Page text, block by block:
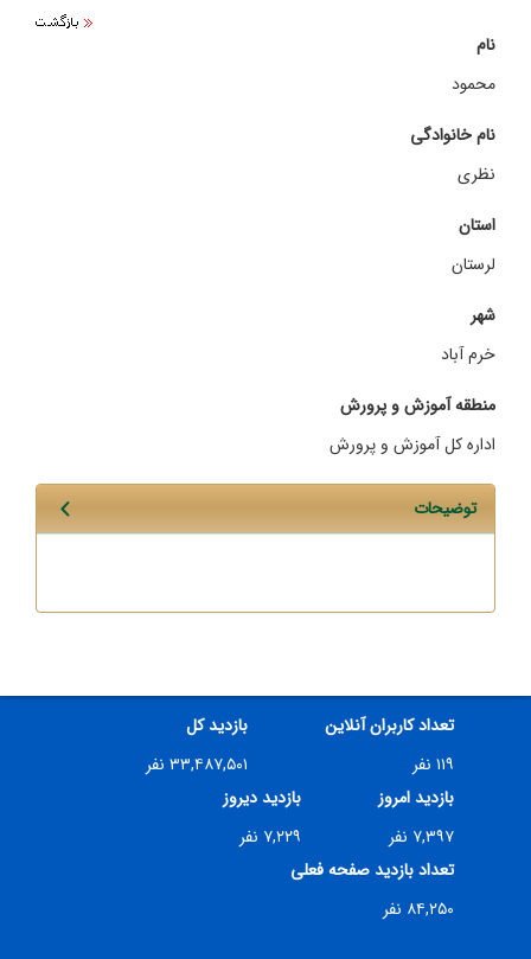
نام
محمود
نام خانوادگی
نظری
استان
لرستان
شهر
خرم آباد
منطقه آموزش و پرورش
اداره کل آموزش و پرورش
توضیحات
تعداد کاربران آنلاین
۱۱۹ نفر
بازدید کل
۳۳,۴۸۷,۵۰۱ نفر
بازدید امروز
۷,۳۹۷ نفر
بازدید دیروز
۷,۲۲۹ نفر
تعداد بازدید صفحه فعلی
۸۴,۲۵۰ نفر